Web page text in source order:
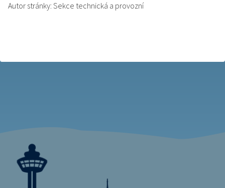
Autor stránky: Sekce technická a provozní